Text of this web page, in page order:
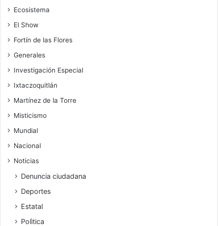
Ecosistema
El Show
Fortín de las Flores
Generales
Investigación Especial
Ixtaczoquitlán
Martínez de la Torre
Misticismo
Mundial
Nacional
Noticias
Denuncia ciudadana
Deportes
Estatal
Polìtica